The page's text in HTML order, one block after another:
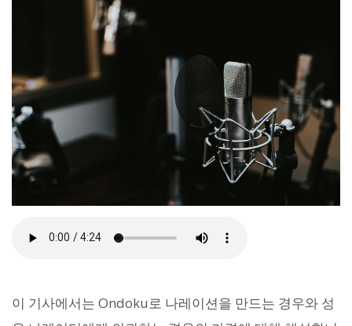
이 기사에서는 Ondoku로 나레이션을 만드는 경우와 성